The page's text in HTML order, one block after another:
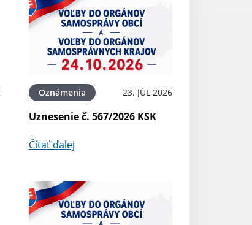
Oznámenia 23. JÚL 2026
Uznesenie č. 567/2026 KSK
Čítať ďalej